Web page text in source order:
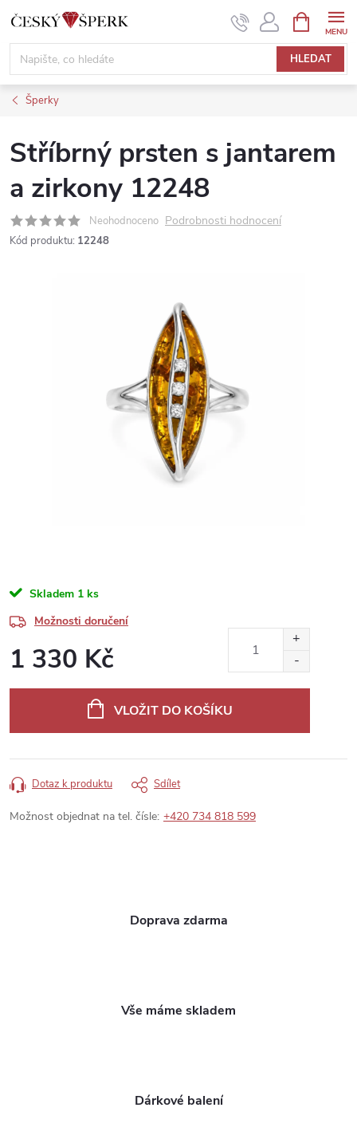
Přejít
obsah
HLEDAT
NÁKUPNÍ
KOŠÍK
Šperky
Stříbrný prsten s jantarem
a zirkony 12248
Neohodnoceno Podrobnosti hodnocení
Kód produktu: 12248
Skladem 1 ks
Možnosti doručení
1 330 Kč
VLOŽIT DO KOŠÍKU
Dotaz k produktu Sdílet
Možnost objednat na tel. čísle: +420 734 818 599
Doprava zdarma
Vše máme skladem
Dárkové balení